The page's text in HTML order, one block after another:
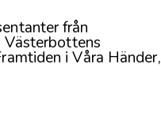
från
Västerbottens
i Våra Händer,